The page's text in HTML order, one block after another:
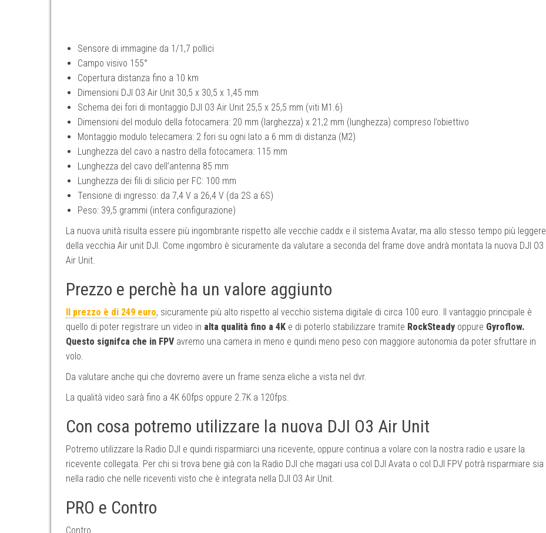
Sensore di immagine da 1/1,7 pollici
Campo visivo 155°
Copertura distanza fino a 10 km
Dimensioni DJI O3 Air Unit 30,5 x 30,5 x 1,45 mm
Schema dei fori di montaggio DJI O3 Air Unit 25,5 x 25,5 mm (viti M1.6)
Dimensioni del modulo della fotocamera: 20 mm (larghezza) x 21,2 mm (lunghezza) compreso l’obiettivo
Montaggio modulo telecamera: 2 fori su ogni lato a 6 mm di distanza (M2)
Lunghezza del cavo a nastro della fotocamera: 115 mm
Lunghezza del cavo dell’antenna 85 mm
Lunghezza dei fili di silicio per FC: 100 mm
Tensione di ingresso: da 7,4 V a 26,4 V (da 2S a 6S)
Peso: 39,5 grammi (intera configurazione)
La nuova unità risulta essere più ingombrante rispetto alle vecchie caddx e il sistema Avatar, ma allo stesso tempo più leggere
della vecchia Air unit DJI. Come ingombro è sicuramente da valutare a seconda del frame dove andrà montata la nuova DJI O3
Air Unit.
Prezzo e perchè ha un valore aggiunto
Il prezzo è di 249 euro, sicuramente più alto rispetto al vecchio sistema digitale di circa 100 euro. Il vantaggio principale è
quello di poter registrare un video in alta qualità fino a 4K e di poterlo stabilizzare tramite RockSteady oppure Gyroflow.
Questo signifca che in FPV avremo una camera in meno e quindi meno peso con maggiore autonomia da poter sfruttare in
volo.
Da valutare anche qui che dovremo avere un frame senza eliche a vista nel dvr.
La qualità video sarà fino a 4K 60fps oppure 2.7K a 120fps.
Con cosa potremo utilizzare la nuova DJI O3 Air Unit
Potremo utilizzare la Radio DJI e quindi risparmiarci una ricevente, oppure continua a volare con la nostra radio e usare la
ricevente collegata. Per chi si trova bene già con la Radio DJI che magari usa col DJI Avata o col DJI FPV potrà risparmiare sia
nella radio che nelle riceventi visto che è integrata nella DJI O3 Air Unit.
PRO e Contro
Contro